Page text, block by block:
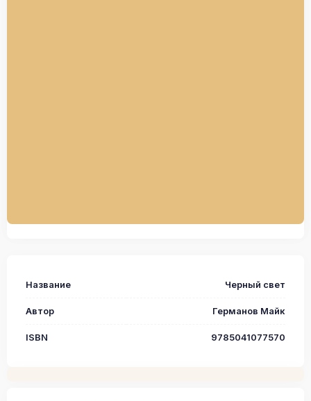
Название Черный свет
Автор Германов Майк
ISBN 9785041077570